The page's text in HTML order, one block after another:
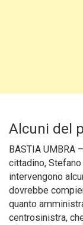
Alcuni del
BASTIA UMBRA
cittadino,
intervengono
dovrebbe
quanto
centrosinistra,